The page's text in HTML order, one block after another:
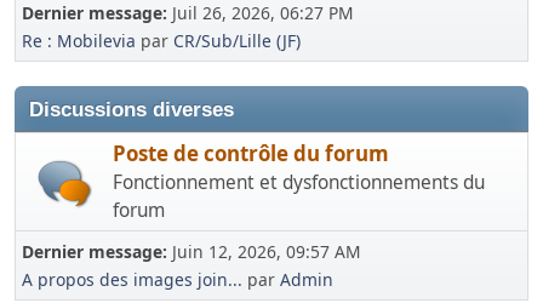
Dernier message: Juil 26, 2026, 06:27 PM
Re : Mobilevia par CR/Sub/Lille (JF)
Discussions diverses
Poste de contrôle du forum
Fonctionnement et dysfonctionnements du
forum
Dernier message: Juin 12, 2026, 09:57 AM
A propos des images join... par Admin